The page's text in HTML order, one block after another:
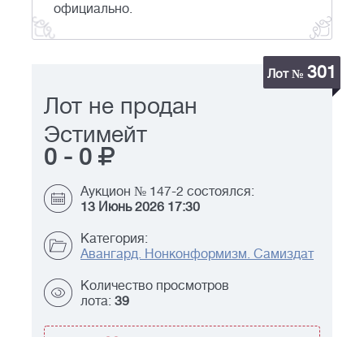
официально.
Лот № 301
Лот не продан
Эстимейт
0 - 0
Аукцион № 147-2 состоялся:
13 Июнь 2026 17:30
Категория:
Авангард. Нонконформизм. Самиздат
Количество просмотров
лота: 39